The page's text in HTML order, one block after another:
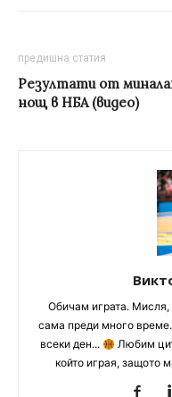
предишна статия
Резултати от
нощ в НБА (видео)
Обичам играта. Мисля,
сама преди много
всеки ден...
Любим
който играя, защото